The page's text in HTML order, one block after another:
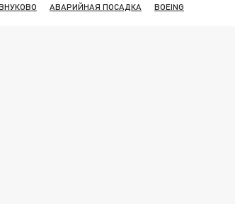
АВАРИЙНАЯ ПОСАДКА BOEING